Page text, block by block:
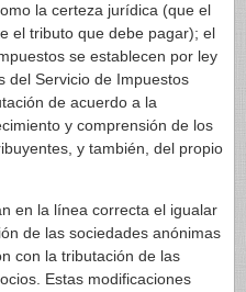
la certeza jurídica (que el
el tributo que debe pagar); el
se establecen por ley
del Servicio de Impuestos
de acuerdo a la
y comprensión de los
y también, del propio
en la línea correcta el igualar
de las sociedades anónimas
con la tributación de las
Estas modificaciones